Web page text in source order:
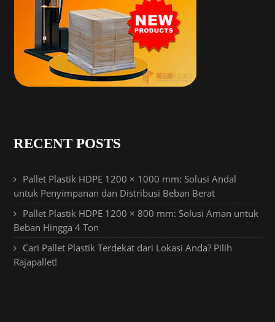
RECENT POSTS
Pallet Plastik HDPE 1200 × 1000 mm: Solusi Andal
untuk Penyimpanan dan Distribusi Beban Berat
Pallet Plastik HDPE 1200 × 800 mm: Solusi Aman untuk
Beban Hingga 4 Ton
Cari Pallet Plastik Terdekat dari Lokasi Anda? Pilih
Rajapallet!